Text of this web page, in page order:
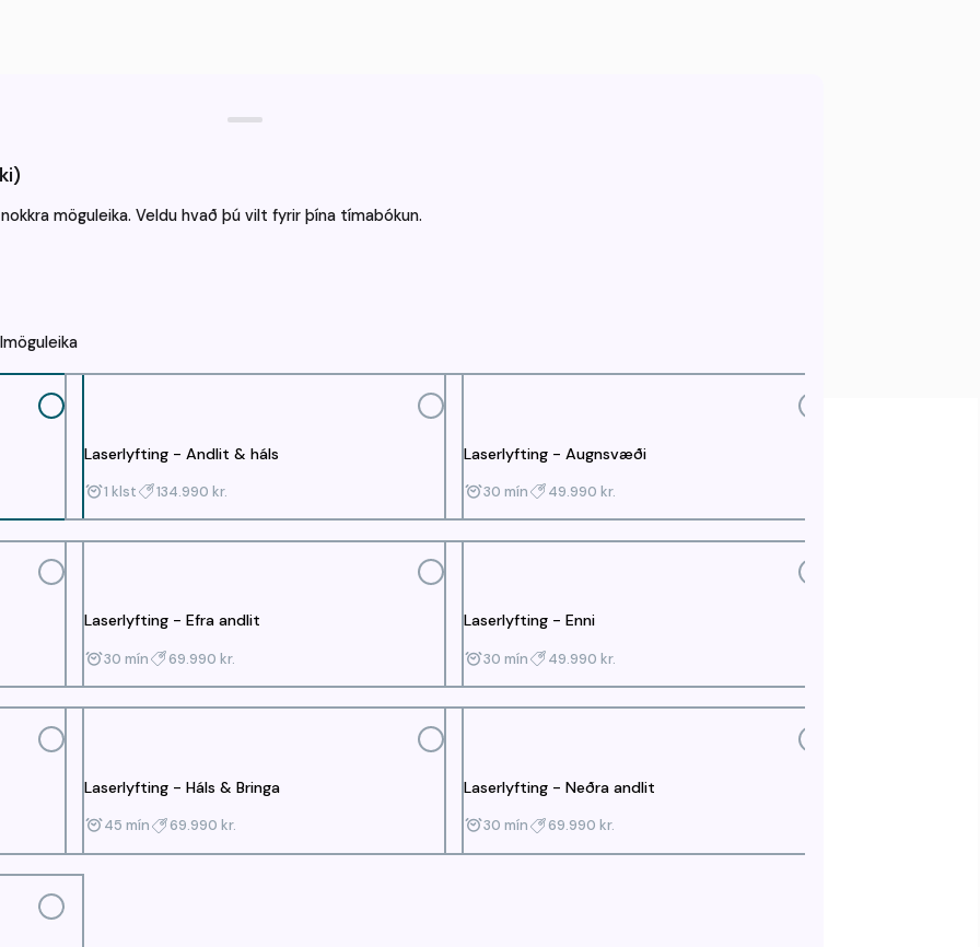
möguleika. Veldu hvað þú vilt fyrir þína tímabókun.
Laserlyfting - Andlit & háls
1 klst 134.990 kr.
Laserlyfting - Augnsvæði
30 mín 49.990 kr.
Laserlyfting - Efra andlit
30 mín 69.990 kr.
Laserlyfting - Enni
30 mín 49.990 kr.
Laserlyfting - Háls & Bringa
45 mín 69.990 kr.
Laserlyfting - Neðra andlit
30 mín 69.990 kr.